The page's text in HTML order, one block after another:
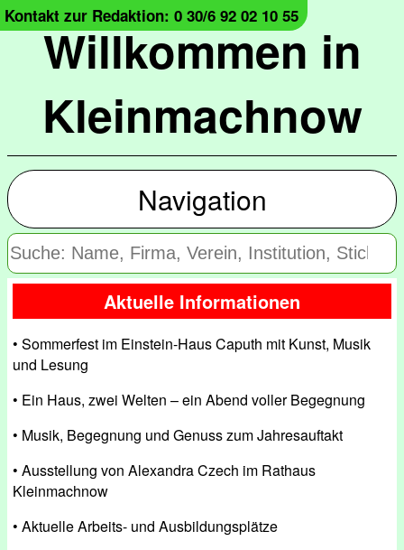
Willkommen in
Kleinmachnow
Kontakt zur Redaktion: 0 30/6 92 02 10 55
Navigation
Aktuelle Informationen
• Sommerfest im Einstein-Haus Caputh mit Kunst, Musik
und Lesung
• Ein Haus, zwei Welten – ein Abend voller Begegnung
• Musik, Begegnung und Genuss zum Jahresauftakt
• Ausstellung von Alexandra Czech im Rathaus
Kleinmachnow
• Aktuelle Arbeits- und Ausbildungsplätze